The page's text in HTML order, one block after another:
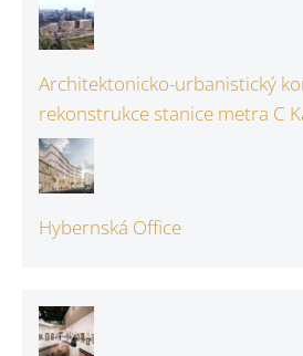
Architektonicko-urbanistický
rekonstrukce stanice metra C
Hybernská Office